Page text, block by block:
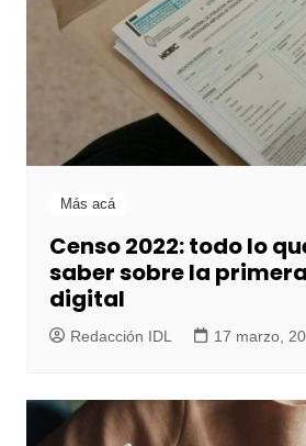
Más acá
Censo 2022: todo lo
saber sobre la
digital
Redacción IDL 17 marzo,